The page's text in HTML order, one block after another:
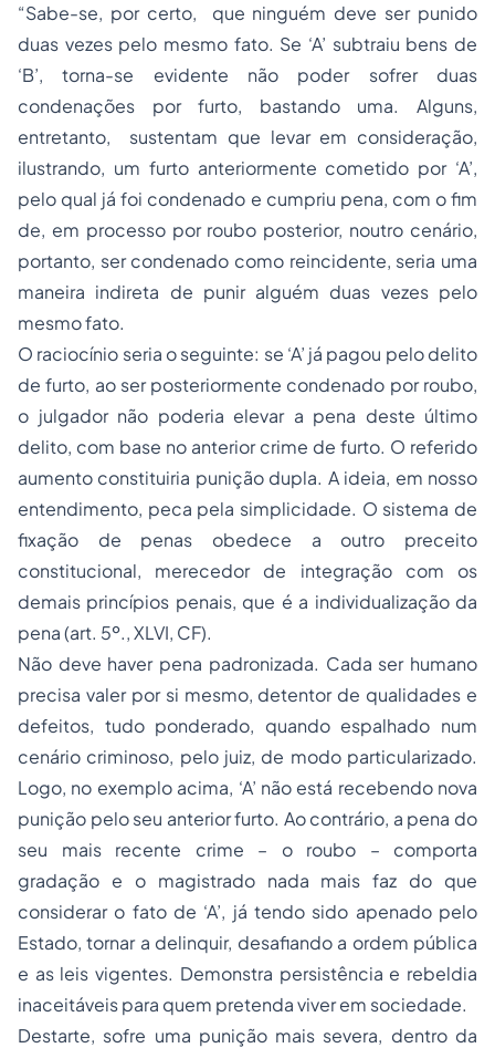
“Sabe-se, por certo, que ninguém deve ser punido
duas vezes pelo mesmo fato. Se ‘A’ subtraiu bens de
‘B’, torna-se evidente não poder sofrer duas
condenações por furto, bastando uma. Alguns,
entretanto, sustentam que levar em consideração,
ilustrando, um furto anteriormente cometido por ‘A’,
pelo qual já foi condenado e cumpriu pena, com o fim
de, em processo por roubo posterior, noutro cenário,
portanto, ser condenado como reincidente, seria uma
maneira indireta de punir alguém duas vezes pelo
mesmo fato.
O raciocínio seria o seguinte: se ‘A’ já pagou pelo delito
de furto, ao ser posteriormente condenado por roubo,
o julgador não poderia elevar a pena deste último
delito, com base no anterior crime de furto. O referido
aumento constituiria punição dupla. A ideia, em nosso
entendimento, peca pela simplicidade. O sistema de
fixação de penas obedece a outro preceito
constitucional, merecedor de integração com os
demais princípios penais, que é a individualização da
pena (art. 5º., XLVI, CF).
Não deve haver pena padronizada. Cada ser humano
precisa valer por si mesmo, detentor de qualidades e
defeitos, tudo ponderado, quando espalhado num
cenário criminoso, pelo juiz, de modo particularizado.
Logo, no exemplo acima, ‘A’ não está recebendo nova
punição pelo seu anterior furto. Ao contrário, a pena do
seu mais recente crime – o roubo – comporta
gradação e o magistrado nada mais faz do que
considerar o fato de ‘A’, já tendo sido apenado pelo
Estado, tornar a delinquir, desafiando a ordem pública
e as leis vigentes. Demonstra persistência e rebeldia
inaceitáveis para quem pretenda viver em sociedade.
Destarte, sofre uma punição mais severa, dentro da